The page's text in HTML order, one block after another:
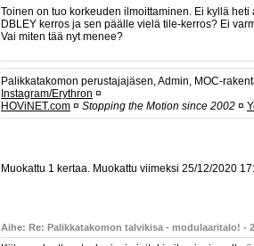
Toinen on tuo korkeuden ilmoittaminen. Ei kyllä
DBLEY kerros ja sen päälle vielä tile-kerros? Ei
Vai miten tää nyt menee?
Palikkatakomon perustajajäsen, Admin, MOC-
Instagram/Erythron ¤
HOViNET.com ¤ Stopping the Motion since 2002 ¤
Muokattu 1 kertaa. Muokattu viimeksi 25/12/2020
Aihe: Re: Palikkatakomon talvikisa - modulaaritalo! -